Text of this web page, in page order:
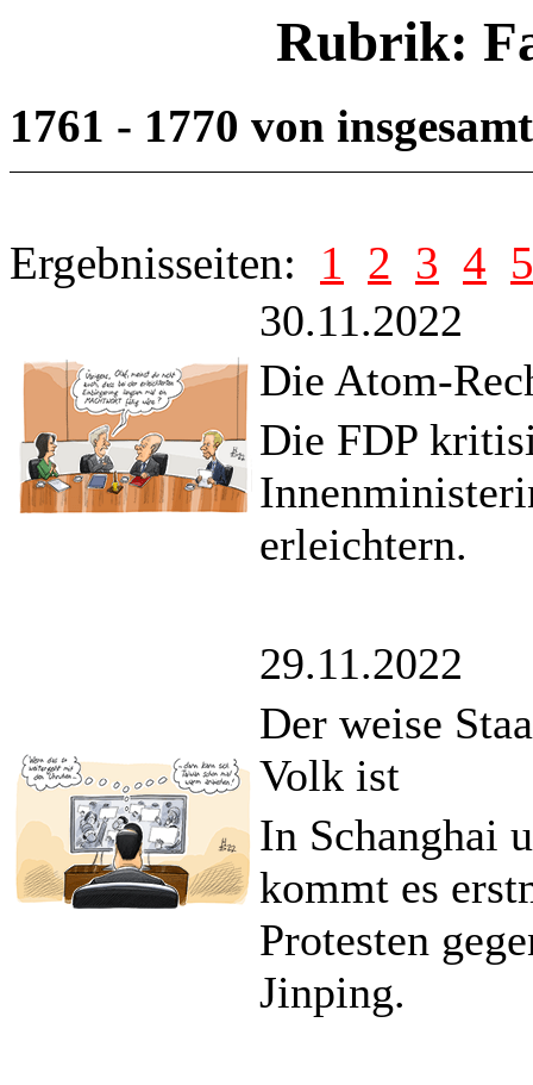
Rubrik:
1761 - 1770 von
Ergebnisseiten: 1 2 3 4 5
30.11.2022
Die Atom-
Die FDP
erleichtern.
29.11.2022
Der weise
Volk ist
In Schanghai
kommt es
Protesten
Jinping.